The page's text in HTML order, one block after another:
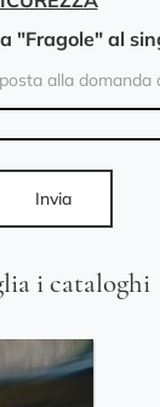
i cataloghi
"Fragole" al
Invia